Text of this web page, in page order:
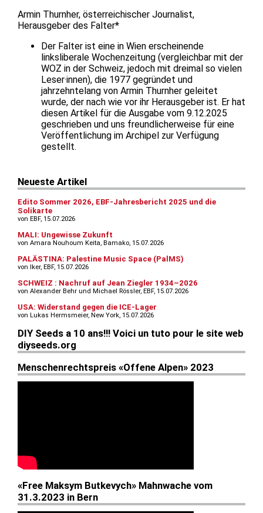
Armin Thurnher, österreichischer Journalist,
Herausgeber des Falter*
Der Falter ist eine in Wien erscheinende
linksliberale Wochenzeitung (vergleichbar mit der
WOZ in der Schweiz, jedoch mit dreimal so vielen
Leser·innen), die 1977 gegründet und
jahrzehntelang von Armin Thurnher geleitet
wurde, der nach wie vor ihr Herausgeber ist. Er hat
diesen Artikel für die Ausgabe vom 9.12.2025
geschrieben und uns freundlicherweise für eine
Veröffentlichung im Archipel zur Verfügung
gestellt.